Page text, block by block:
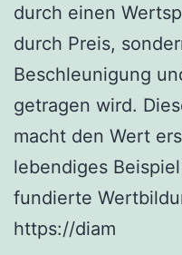
durch einen
durch Preis,
Beschleunigung
getragen wird.
macht den Wert
lebendiges
fundierte
https://diam